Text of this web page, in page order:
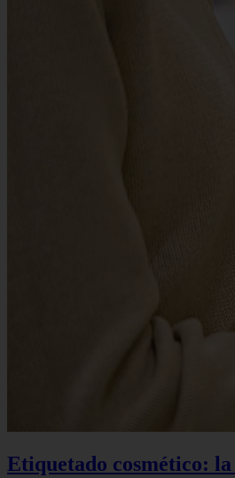
Etiquetado cosmético: